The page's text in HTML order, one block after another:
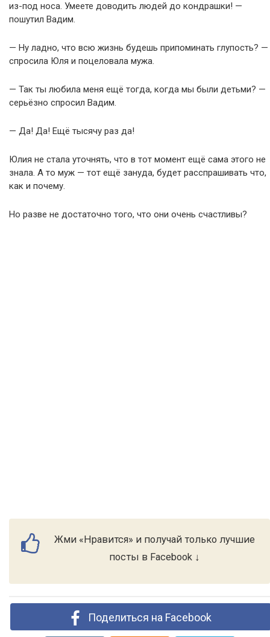
из-под носа. Умеете доводить людей до кондрашки! —
пошутил Вадим.
— Ну ладно, что всю жизнь будешь припоминать глупость? —
спросила Юля и поцеловала мужа.
— Так ты любила меня ещё тогда, когда мы были детьми? —
серьёзно спросил Вадим.
— Да! Да! Ещё тысячу раз да!
Юлия не стала уточнять, что в тот момент ещё сама этого не
знала. А то муж — тот ещё зануда, будет расспрашивать что,
как и почему.
Но разве не достаточно того, что они очень счастливы?
Жми «Нравится» и получай только лучшие
посты в Facebook ↓
Поделиться на Facebook